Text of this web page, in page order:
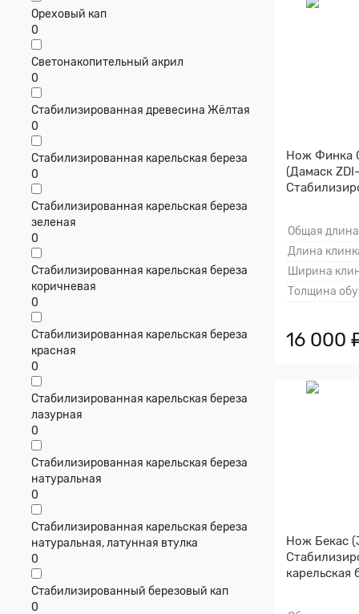
Ореховый кап
0
Светонакопительный акрил
0
Стабилизированная древесина Жёлтая
0
Стабилизированная карельская береза
0
Стабилизированная карельская береза
зеленая
0
Стабилизированная карельская береза
коричневая
0
Стабилизированная карельская береза
красная
0
Стабилизированная карельская береза
лазурная
0
Стабилизированная карельская береза
натуральная
0
Стабилизированная карельская береза
натуральная, латунная втулка
0
Стабилизированный березовый кап
0
Нож Финка
(Дамаск
Общая
Длина
Ширина
Толщина
16 000
Нож Бекас
карельская